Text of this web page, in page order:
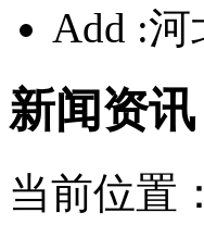
Add :河
新闻资讯
当前位置：